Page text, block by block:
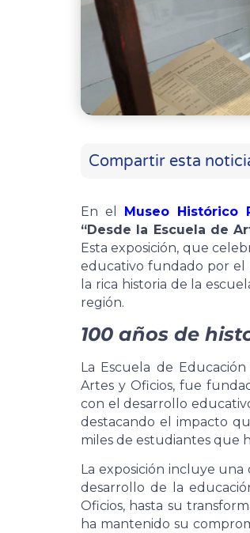
Compartir esta
En el Museo Histórico
“Desde la Escuela de
Esta exposición, que
educativo fundado por el
la rica historia de la
región.
100 años de
La Escuela de
Artes y Oficios, fue
con el desarrollo
destacando el impacto
miles de estudiantes que
La exposición incluye
desarrollo de la
Oficios, hasta su
ha mantenido su